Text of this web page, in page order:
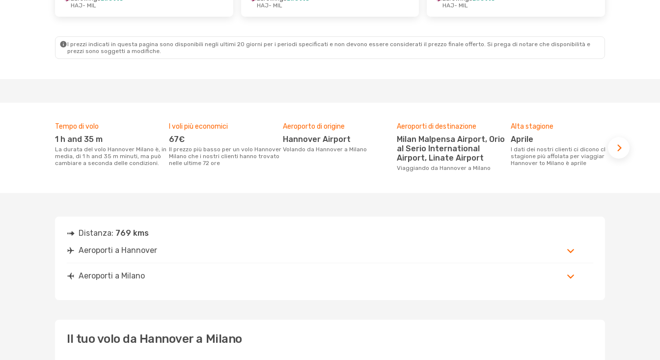
Klm Royal Dutch Airlines
HAJ- MIL
Klm Royal Dutch Airlines
HAJ- MIL
HAJ- MIL
HAJ- MIL
I prezzi indicati in questa pagina sono disponibili negli ultimi 20 giorni per i periodi specificati e non devono essere considerati il ​​prezzo finale offerto. Si prega di notare che disponibilità e
prezzi sono soggetti a modifiche.
Tempo di volo
1 h and 35 m
La durata del volo Hannover Milano è, in
media, di 1 h and 35 m minuti, ma può
cambiare a seconda delle condizioni.
I voli più economici
67€
Il prezzo più basso per un volo Hannover
Milano che i nostri clienti hanno trovato
nelle ultime 72 ore
Aeroporto di origine
Hannover Airport
Volando da Hannover a Milano
Aeroporti di destinazione
Milan Malpensa Airport, Orio
al Serio International
Airport, Linate Airport
Viaggiando da Hannover a Milano
Alta stagione
aprile
I dati dei nostri clienti ci dicono che la
stagione più affolata per viaggiare da
Hannover to Milano è aprile
Distanza: 769 kms
Aeroporti a Hannover
Aeroporti a Milano
Il tuo volo da Hannover a Milano